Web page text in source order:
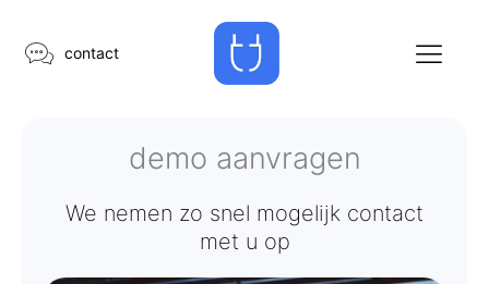
naar
contact
demo aanvragen
We nemen zo snel mogelijk contact
met u op